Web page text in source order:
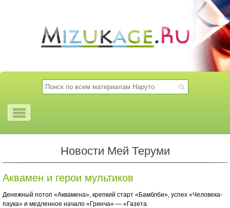
Новости Мей Теруми
Аквамен и герои мультиков
Денежный потоп «Аквамена», крепкий старт «Бамблби», успех «Человека-
паука» и медленное начало «Гринча» — «Газета.